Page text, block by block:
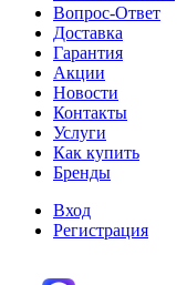
Вопрос-Ответ
Доставка
Гарантия
Акции
Новости
Контакты
Услуги
Как купить
Бренды
Вход
Регистрация